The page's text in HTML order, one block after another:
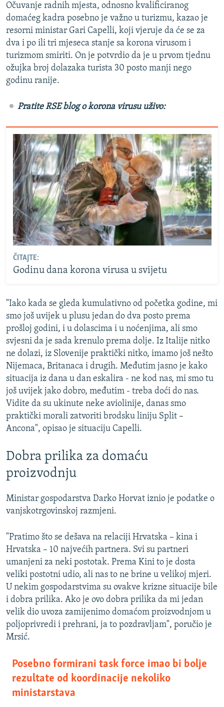
Očuvanje radnih mjesta, odnosno kvalificiranog
domaćeg kadra posebno je važno u turizmu, kazao je
resorni ministar Gari Capelli, koji vjeruje da će se za
dva i po ili tri mjeseca stanje sa korona virusom i
turizmom smiriti. On je potvrdio da je u prvom tjednu
ožujka broj dolazaka turista 30 posto manji nego
godinu ranije.
Pratite RSE blog o korona virusu uživo:
ČITAJTE:
Godinu dana korona virusa u svijetu
"Iako kada se gleda kumulativno od početka godine, mi
smo još uvijek u plusu jedan do dva posto prema
prošloj godini, i u dolascima i u noćenjima, ali smo
svjesni da je sada krenulo prema dolje. Iz Italije nitko
ne dolazi, iz Slovenije praktički nitko, imamo još nešto
Nijemaca, Britanaca i drugih. Međutim jasno je kako
situacija iz dana u dan eskalira - ne kod nas, mi smo tu
još uvijek jako dobro, međutim - treba doći do nas.
Vidite da su ukinute neke aviolinije, danas smo
praktički morali zatvoriti brodsku liniju Split –
Ancona", opisao je situaciju Capelli.
Dobra prilika za domaću
proizvodnju
Ministar gospodarstva Darko Horvat iznio je podatke o
vanjskotrgovinskoj razmjeni.
"Pratimo što se dešava na relaciji Hrvatska – kina i
Hrvatska – 10 najvećih partnera. Svi su partneri
umanjeni za neki postotak. Prema Kini to je dosta
veliki postotni udio, ali nas to ne brine u velikoj mjeri.
U nekim gospodarstvima su ovakve krizne situacije bile
i dobra prilika. Ako je ovo dobra prilika da mi jedan
velik dio uvoza zamijenimo domaćom proizvodnjom u
poljoprivredi i prehrani, ja to pozdravljam", poručio je
Mrsić.
Posebno formirani task force imao bi bolje
rezultate od koordinacije nekoliko
ministarstava